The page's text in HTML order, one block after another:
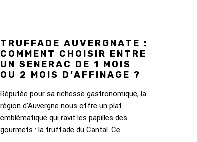
TRUFFADE AUVERGNATE :
COMMENT CHOISIR ENTRE
UN SENERAC DE 1 MOIS
OU 2 MOIS D’AFFINAGE ?
Réputée pour sa richesse gastronomique, la
région d'Auvergne nous offre un plat
emblématique qui ravit les papilles des
gourmets : la truffade du Cantal. Ce...